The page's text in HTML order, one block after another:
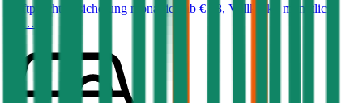
Haftpflichtversicherung monatlich ab € 68, Vollkasko monatlich
ab …